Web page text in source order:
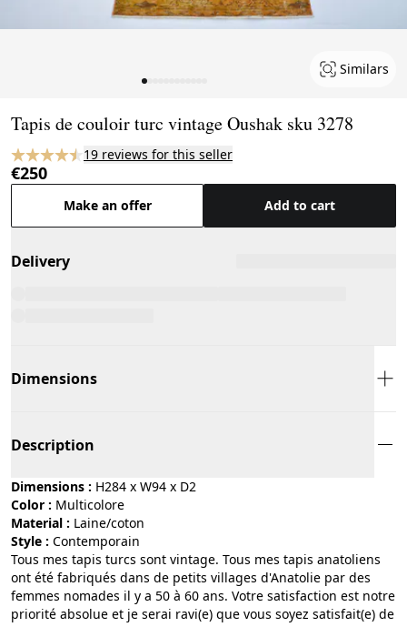
Similars
Tapis de couloir turc vintage Oushak sku 3278
19 reviews for this seller
€250
Make an offer Add to cart
Delivery
Dimensions
Description
Dimensions : H284 x W94 x D2
Color :
multicolore
Material :
laine/coton
Style :
contemporain
Tous mes tapis turcs sont vintage. Tous mes tapis anatoliens
ont été fabriqués dans de petits villages d'Anatolie par des
femmes nomades il y a 50 à 60 ans. Votre satisfaction est notre
priorité absolue et je serai ravi(e) que vous soyez satisfait(e) de